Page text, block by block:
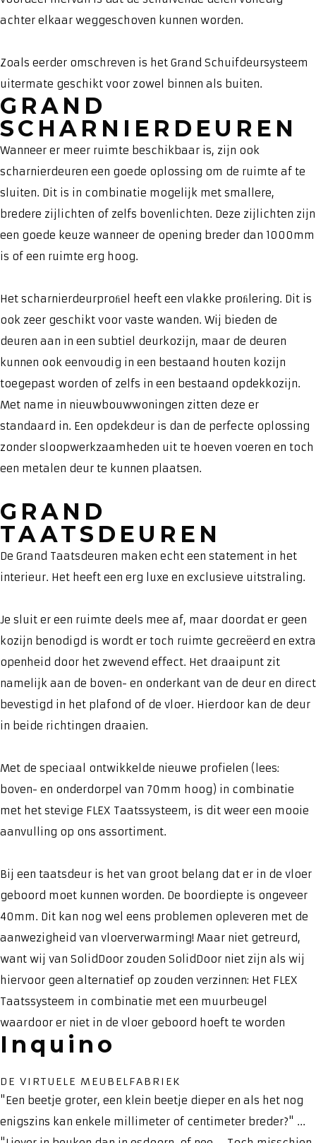
achter elkaar weggeschoven kunnen worden.
Zoals eerder omschreven is het Grand Schuifdeursysteem
uitermate geschikt voor zowel binnen als buiten.
GRAND
SCHARNIERDEUREN
Wanneer er meer ruimte beschikbaar is, zijn ook
scharnierdeuren een goede oplossing om de ruimte af te
sluiten. Dit is in combinatie mogelijk met smallere,
bredere zijlichten of zelfs bovenlichten. Deze zijlichten zijn
een goede keuze wanneer de opening breder dan 1000mm
is of een ruimte erg hoog.
Het scharnierdeurproﬁel heeft een vlakke proﬁlering. Dit is
ook zeer geschikt voor vaste wanden. Wij bieden de
deuren aan in een subtiel deurkozijn, maar de deuren
kunnen ook eenvoudig in een bestaand houten kozijn
toegepast worden of zelfs in een bestaand opdekkozijn.
Met name in nieuwbouwwoningen zitten deze er
standaard in. Een opdekdeur is dan de perfecte oplossing
zonder sloopwerkzaamheden uit te hoeven voeren en toch
een metalen deur te kunnen plaatsen.
GRAND
TAATSDEUREN
De Grand Taatsdeuren maken echt een statement in het
interieur. Het heeft een erg luxe en exclusieve uitstraling.
Je sluit er een ruimte deels mee af, maar doordat er geen
kozijn benodigd is wordt er toch ruimte gecreëerd en extra
openheid door het zwevend effect. Het draaipunt zit
namelijk aan de boven- en onderkant van de deur en direct
bevestigd in het plafond of de vloer. Hierdoor kan de deur
in beide richtingen draaien.
Met de speciaal ontwikkelde nieuwe profielen (lees:
boven- en onderdorpel van 70mm hoog) in combinatie
met het stevige FLEX Taatssysteem, is dit weer een mooie
aanvulling op ons assortiment.
Bij een taatsdeur is het van groot belang dat er in de vloer
geboord moet kunnen worden. De boordiepte is ongeveer
40mm. Dit kan nog wel eens problemen opleveren met de
aanwezigheid van vloerverwarming! Maar niet getreurd,
want wij van SolidDoor zouden SolidDoor niet zijn als wij
hiervoor geen alternatief op zouden verzinnen: Het FLEX
Taatssysteem in combinatie met een muurbeugel
waardoor er niet in de vloer geboord hoeft te worden
Inquino
DE VIRTUELE MEUBELFABRIEK
"Een beetje groter, een klein beetje dieper en als het nog
enigszins kan enkele millimeter of centimeter breder?" ...